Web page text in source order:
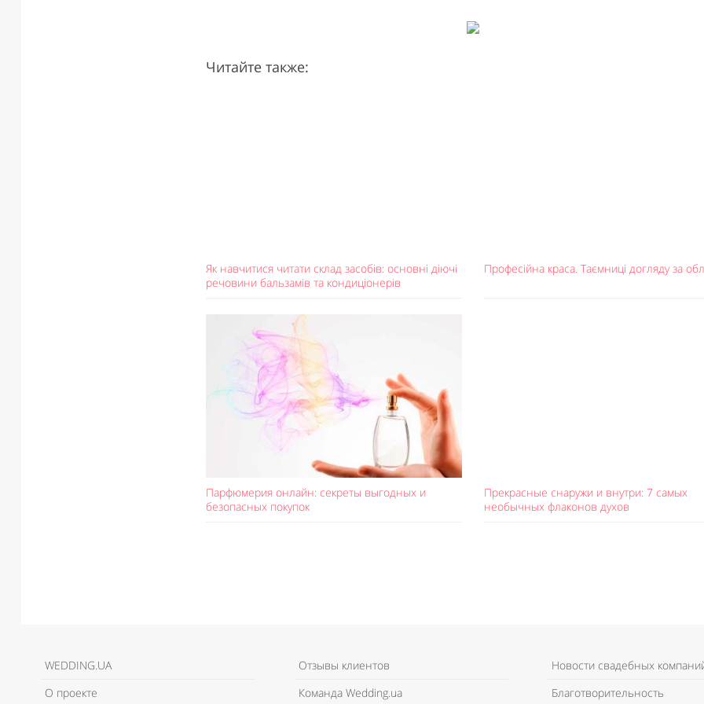
Читайте также:
Як навчитися читати склад засобів: основні діючі
речовини бальзамів та кондиціонерів
Професійна краса. Таємниці догляду за
Парфюмерия онлайн: секреты выгодных и
безопасных покупок
Прекрасные снаружи и внутри: 7 самых
необычных флаконов духов
WEDDING.UA
О проекте
Отзывы клиентов
Команда Wedding.ua
Новости свадебных
Благотворительность